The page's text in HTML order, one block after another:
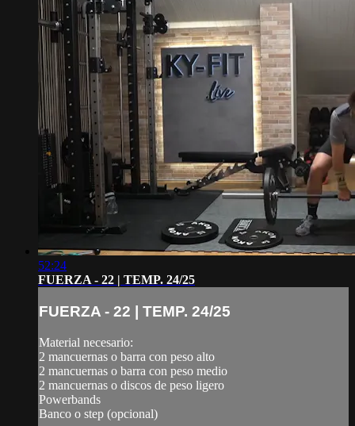
52:24
FUERZA - 22 | TEMP. 24/25
FUERZA - 22 | TEMP. 24/25
Material necesario:
2 mancuernas o barra con peso alto
2 mancuernas o barra con peso medio
2 mancuernas o discos de peso ligero
Powerbands
Banco o step (opcional)